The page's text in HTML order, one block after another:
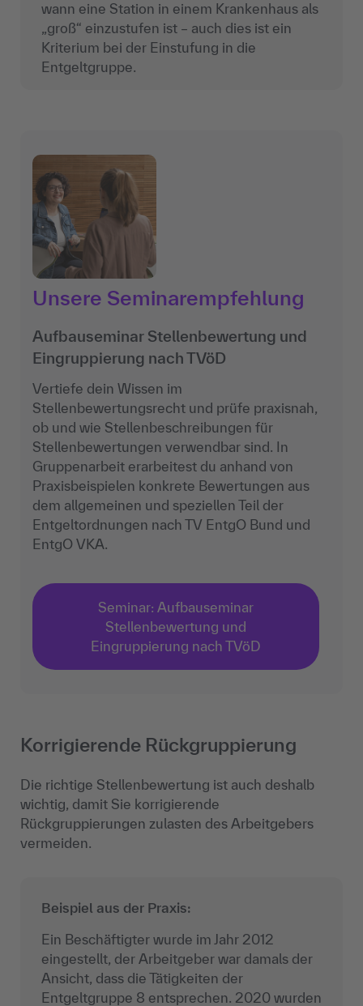
wann eine Station in einem Krankenhaus als
„groß“ einzustufen ist – auch dies ist ein
Kriterium bei der Einstufung in die
Entgeltgruppe.
Unsere Seminarempfehlung
Aufbauseminar Stellenbewertung und
Eingruppierung nach TVöD
Vertiefe dein Wissen im
Stellenbewertungsrecht und prüfe praxisnah,
ob und wie Stellenbeschreibungen für
Stellenbewertungen verwendbar sind. In
Gruppenarbeit erarbeitest du anhand von
Praxisbeispielen konkrete Bewertungen aus
dem allgemeinen und speziellen Teil der
Entgeltordnungen nach TV EntgO Bund und
EntgO VKA.
Seminar: Aufbauseminar
Stellenbewertung und
Eingruppierung nach TVöD
Korrigierende Rückgruppierung
Die richtige Stellenbewertung ist auch deshalb
wichtig, damit Sie korrigierende
Rückgruppierungen zulasten des Arbeitgebers
vermeiden.
Beispiel aus der Praxis:
Ein Beschäftigter wurde im Jahr 2012
eingestellt, der Arbeitgeber war damals der
Ansicht, dass die Tätigkeiten der
Entgeltgruppe 8 entsprechen. 2020 wurden